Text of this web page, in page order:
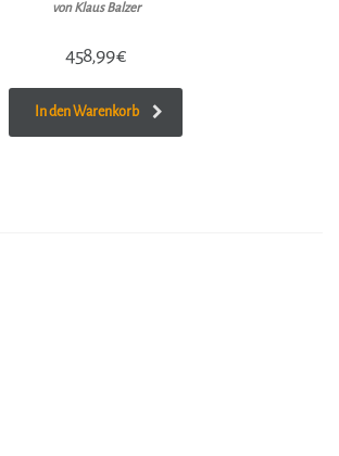
von Klaus Balzer
458,99€
In den Warenkorb